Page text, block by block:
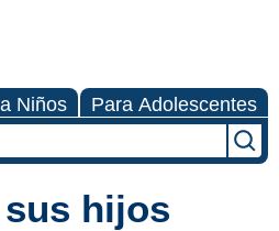
Niños Para Adolescentes
hijos